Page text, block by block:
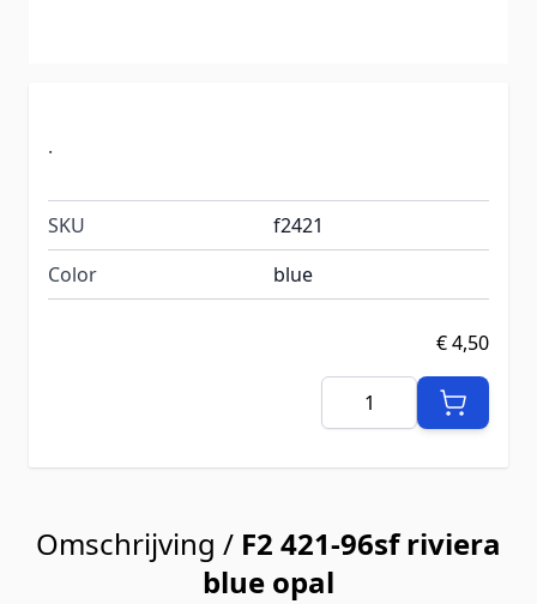
.
SKU
f2421
Color
blue
€ 4,50
Aantal
Omschrijving / F2 421-96sf riviera
blue opal